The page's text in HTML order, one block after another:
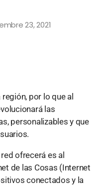
23, 2021
por lo que al
las
personalizables y que
ofrecerá es al
de las Cosas (Internet
conectados y la